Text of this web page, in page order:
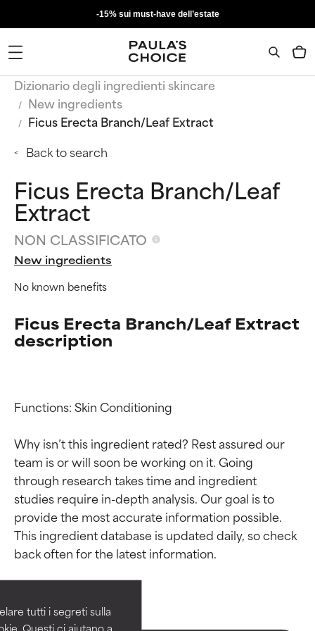
tutti i segreti sulla
Questi ci aiutano a
-15% sui must-have dell’estate
Dizionario degli ingredienti skincare
New ingredients
Ficus Erecta Branch/Leaf Extract
Back to search
Ficus Erecta Branch/Leaf
Extract
NON CLASSIFICATO
New ingredients
No known benefits
Ficus Erecta Branch/Leaf Extract
description
Functions: Skin Conditioning
Why isn’t this ingredient rated? Rest assured our
team is or will soon be working on it. Going
through research takes time and ingredient
studies require in-depth analysis. Our goal is to
provide the most accurate information possible.
This ingredient database is updated daily, so check
Valutazione degli
ingredienti
Comprovati e sostenuti da studi
indipendenti. Ingrediente attivo
Valutazione degli
ingredienti
Comprovati e sostenuti da studi
indipendenti. Ingrediente attivo